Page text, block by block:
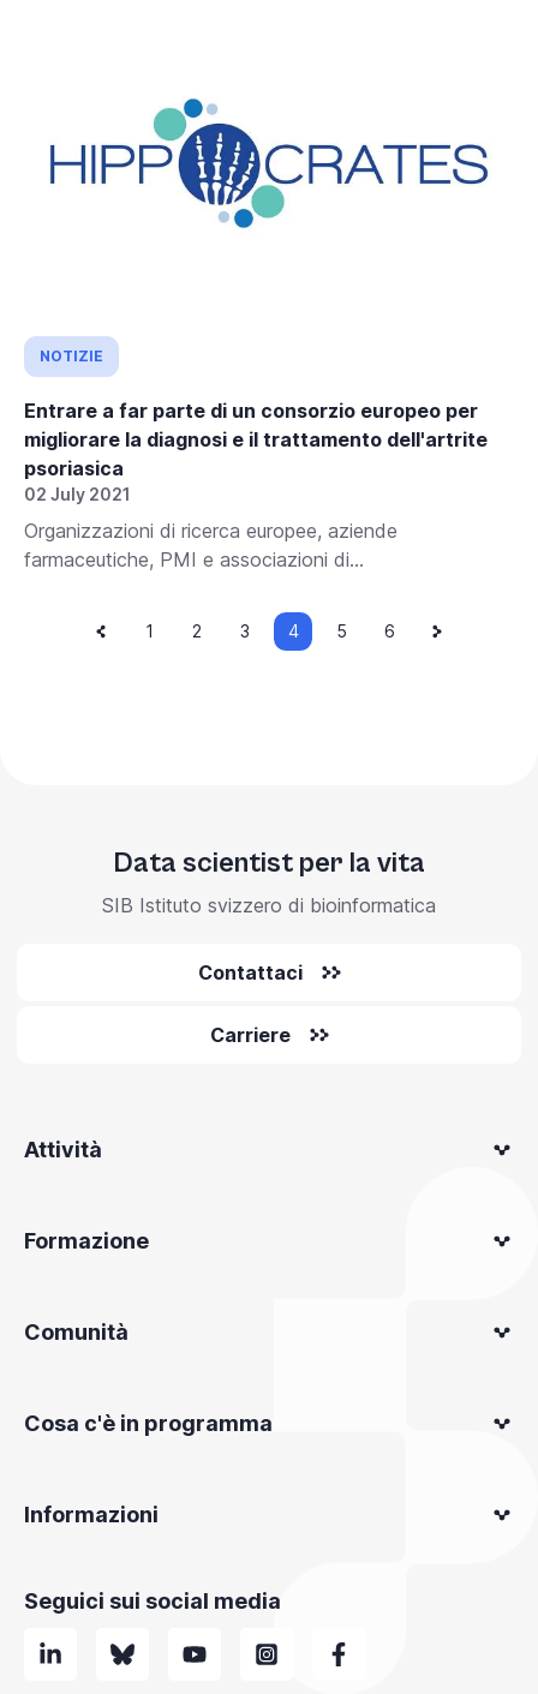
NOTIZIE
Entrare a far parte di un consorzio europeo per
migliorare la diagnosi e il trattamento dell'artrite
psoriasica
02 July 2021
Organizzazioni di ricerca europee, aziende
farmaceutiche, PMI e associazioni di...
Paginazione
precedente
Pagina
1 Pagina
2 Pagina
3
Pagina
attuale
4 Pagina
5 Pagina
6
successiva
Data scientist per la vita
SIB Istituto svizzero di bioinformatica
Contattaci
Carriere
Attività
Formazione
Comunità
Cosa c'è in programma
Informazioni
Seguici sui social media